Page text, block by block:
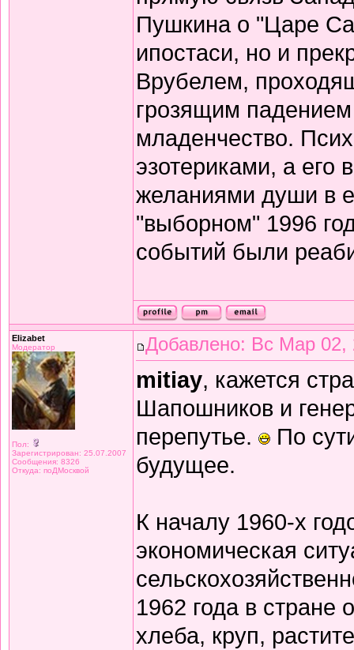
Пушкина о "Царе
ипостаси, но и
Врубелем,
грозящим
младенчество.
эзотериками, а его
желаниями души в
"выборном" 1996
событий были
Elizabet
Модератор
Пол:
Зарегистрирован: 25.07.2007
Сообщения: 8326
Откуда: поДМосквой
Добавлено: Вс Мар 02,
mitiay, кажется
Шапошников и
перепутье.
По
будущее.
К началу 1960-х
экономическая
1962 года в стране
хлеба, круп,